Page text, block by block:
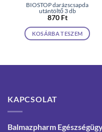
BIOSTOP darázscsapda
utántöltő 3 db
870 Ft
KOSÁRBA TESZEM
KAPCSOLAT
Balmazpharm